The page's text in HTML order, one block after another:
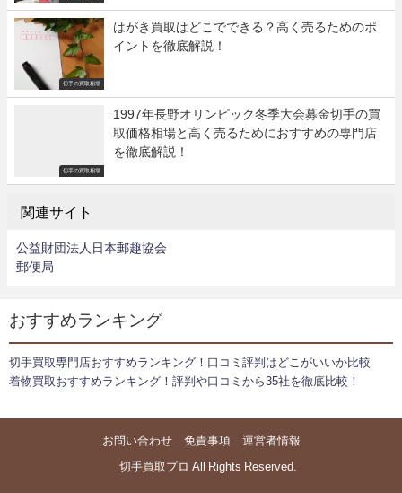
切手の買取相場
はがき買取はどこでできる？高く売るためのポ
イントを徹底解説！
切手の買取相場
1997年長野オリンピック冬季大会募金切手の買
取価格相場と高く売るためにおすすめの専門店
を徹底解説！
関連サイト
公益財団法人日本郵趣協会
郵便局
おすすめランキング
切手買取専門店おすすめランキング！口コミ評判はどこがいいか比較
着物買取おすすめランキング！評判や口コミから35社を徹底比較！
お問い合わせ 免責事項 運営者情報
© 切手買取プロ All Rights Reserved.